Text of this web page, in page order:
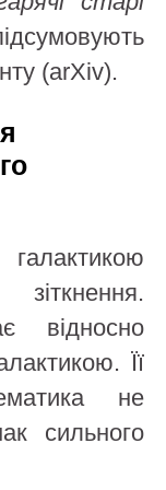
(arXiv).
відносно
Її
не
сильного